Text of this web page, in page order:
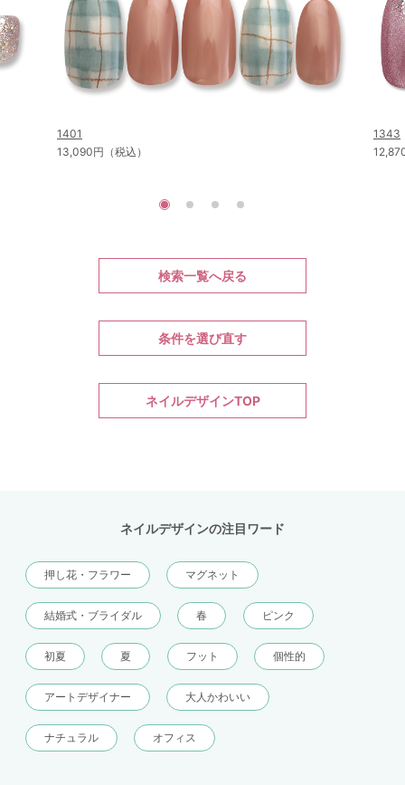
1401
13,090円（税込）
1343
検索一覧へ戻る
条件を選び直す
ネイルデザインTOP
ネイルデザインの注目ワード
押し花・フラワー マグネット
結婚式・ブライダル 春 ピンク
初夏 夏 フット 個性的
アートデザイナー 大人かわいい
ナチュラル オフィス